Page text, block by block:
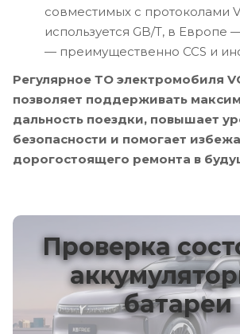
совместимых с протоколами
используется GB/T, в Европе
— преимущественно CCS и
Регулярное ТО электромобиля
позволяет поддерживать
дальность поездки, повышает
безопасности и помогает
дорогостоящего ремонта в
Проверка
батареи